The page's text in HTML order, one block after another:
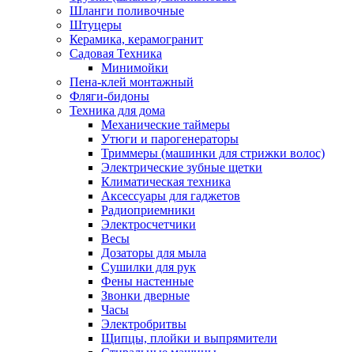
Шланги поливочные
Штуцеры
Керамика, керамогранит
Садовая Техника
Минимойки
Пена-клей монтажный
Фляги-бидоны
Техника для дома
Механические таймеры
Утюги и парогенераторы
Триммеры (машинки для стрижки волос)
Электрические зубные щетки
Климатическая техника
Аксессуары для гаджетов
Радиоприемники
Электросчетчики
Весы
Дозаторы для мыла
Сушилки для рук
Фены настенные
Звонки дверные
Часы
Электробритвы
Щипцы, плойки и выпрямители